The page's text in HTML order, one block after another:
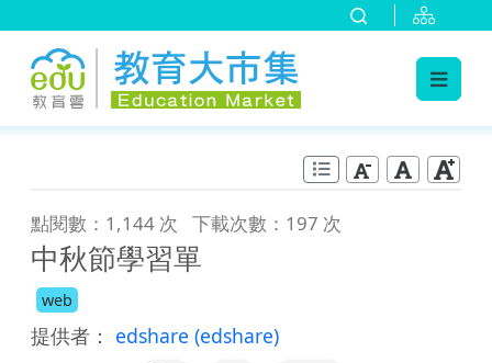
點閱數：1,144 次 下載次數：197 次
中秋節學習單
web
提供者： edshare (edshare)